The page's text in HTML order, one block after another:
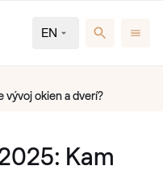
EN
vývoj okien a dverí?
Kam